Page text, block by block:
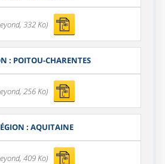
332 Ko)
: POITOU-CHARENTES
256 Ko)
: AQUITAINE
409 Ko)